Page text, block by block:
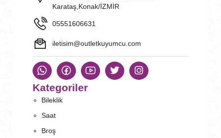
Karataş,Konak/İZMİR
05551606631
iletisim@outletkuyumcu.com
Kategoriler
Bileklik
Saat
Broş